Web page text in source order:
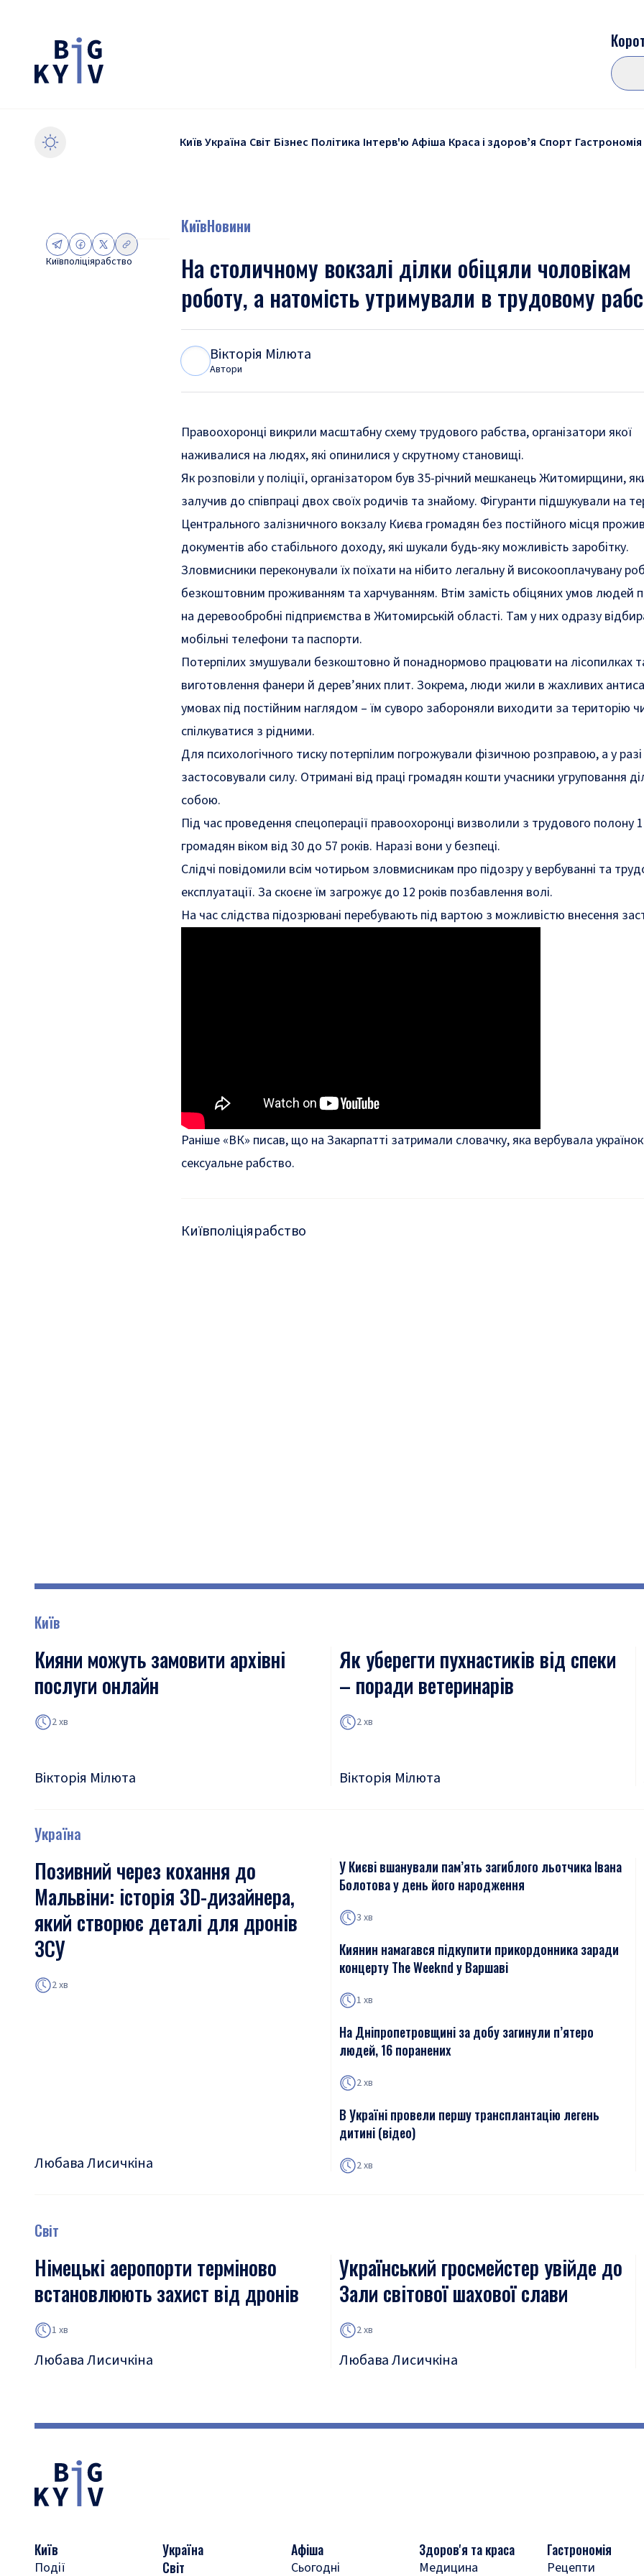
КиївУкраїна Світ Бізнес Політика Інтерв'ю Афіша Краса і здоровʼя Спорт Гастрономія
Київполіціярабство
КиївНовини
На столичному вокзалі ділки обіцяли чоловікам
роботу, а натомість утримували в трудовому
Вікторія Мілюта
Автори
Правоохоронці викрили масштабну схему трудового рабства, організатори якої
наживалися на людях, які опинилися у скрутному становищі.
Як розповіли у поліції, організатором був 35-річний мешканець Житомирщини,
залучив до співпраці двох своїх родичів та знайому. Фігуранти підшукували на
Центрального залізничного вокзалу Києва громадян без постійного місця
документів або стабільного доходу, які шукали будь-яку можливість заробітку.
Зловмисники переконували їх поїхати на нібито легальну й високооплачувану
безкоштовним проживанням та харчуванням. Втім замість обіцяних умов людей
на деревообробні підприємства в Житомирській області. Там у них одразу
мобільні телефони та паспорти.
Потерпілих змушували безкоштовно й понаднормово працювати на лісопилках
виготовлення фанери й дерев’яних плит. Зокрема, люди жили в жахливих
умовах під постійним наглядом – їм суворо забороняли виходити за територію
спілкуватися з рідними.
Для психологічного тиску потерпілим погрожували фізичною розправою, а у
застосовували силу. Отримані від праці громадян кошти учасники угруповання
собою.
Під час проведення спецоперації правоохоронці визволили з трудового полону
громадян віком від 30 до 57 років. Наразі вони у безпеці.
Слідчі повідомили всім чотирьом зловмисникам про підозру у вербуванні та
експлуатації. За скоєне їм загрожує до 12 років позбавлення волі.
На час слідства підозрювані перебувають під вартою з можливістю внесення
Раніше «ВК» писав, що на Закарпатті затримали словачку, яка вербувала
сексуальне рабство.
Київполіціярабство
Київ
Кияни можуть замовити архівні
послуги онлайн
2 хв
Вікторія Мілюта
Як уберегти пухнастиків від спеки
– поради ветеринарів
2 хв
Вікторія Мілюта
Україна
Позивний через кохання до
Мальвіни: історія 3D-дизайнера,
який створює деталі для дронів
ЗСУ
2 хв
Любава Лисичкіна
У Києві вшанували пам’ять загиблого льотчика Івана
Болотова у день його народження
3 хв
Киянин намагався підкупити прикордонника заради
концерту The Weeknd у Варшаві
1 хв
На Дніпропетровщині за добу загинули п’ятеро
людей, 16 поранених
2 хв
В Україні провели першу трансплантацію легень
дитині (відео)
2 хв
Світ
Німецькі аеропорти терміново
встановлюють захист від дронів
1 хв
Любава Лисичкіна
Український гросмейстер увійде до
Зали світової шахової слави
2 хв
Любава Лисичкіна
Київ
Події
Україна
Світ
Афіша
Сьогодні
Здоров'я та краса
Медицина
Гастрономія
Рецепти